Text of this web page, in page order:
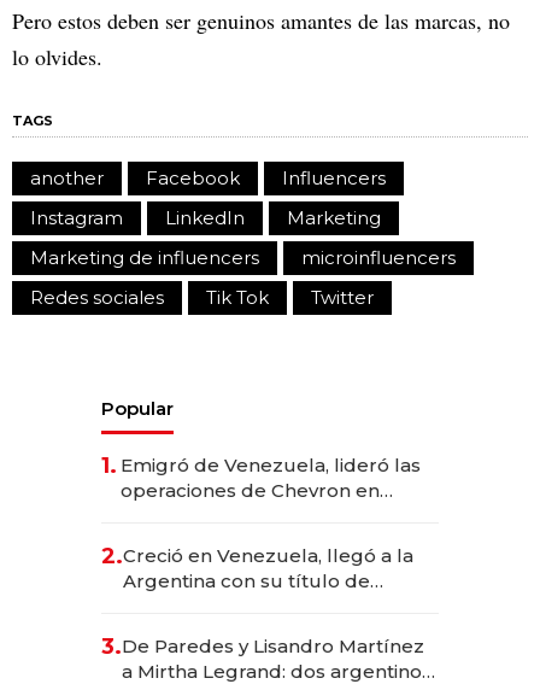
Pero estos deben ser genuinos amantes de las marcas, no
lo olvides.
TAGS
another Facebook
Influencers
Instagram
LinkedIn
Marketing
Marketing de influencers
microinfluencers
Redes sociales
Tik Tok Twitter
Popular
1. Emigró de Venezuela, lideró las
operaciones de Chevron en
2.Creció en Venezuela, llegó a la
Argentina con su título de
las marcas "fast premium"
3.De Paredes y Lisandro Martínez
a Mirtha Legrand: dos argentinos